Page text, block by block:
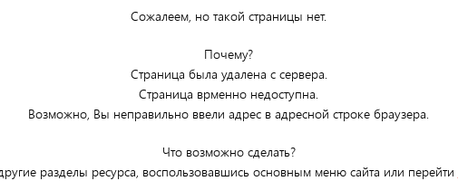
Сожалеем, но такой страницы нет.
Почему?
Страница была удалена с сервера.
Страница врменно недоступна.
Возможно, Вы неправильно ввели адрес в адресной строке браузера.
Что возможно сделать?
разделы ресурса, воспользовавшись основным меню сайта или перейти